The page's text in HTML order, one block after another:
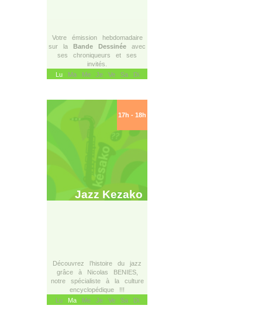
Votre émission hebdomadaire
sur la Bande Dessinée avec
ses chroniqueurs et ses
invités.
LuMa Me Je Ve Sa Di
17h - 18h
Jazz Kezako
Découvrez l’histoire du jazz
grâce à Nicolas BENIES,
notre spécialiste à la culture
encyclopédique !!!
Lu
MaMe Je Ve Sa Di